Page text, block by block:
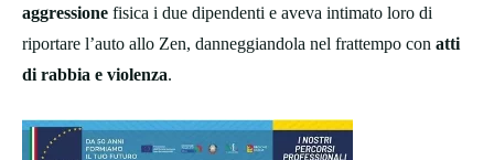
aggressione fisica i due dipendenti e aveva intimato loro di
riportare l’auto allo Zen, danneggiandola nel frattempo con atti
di rabbia e violenza.